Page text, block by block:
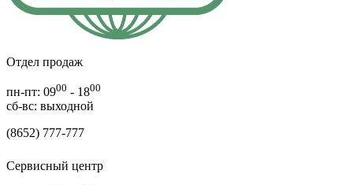
Отдел продаж
пн-пт: 0900 - 1800
cб-вс: выходной
(8652) 777-777
Сервисный центр